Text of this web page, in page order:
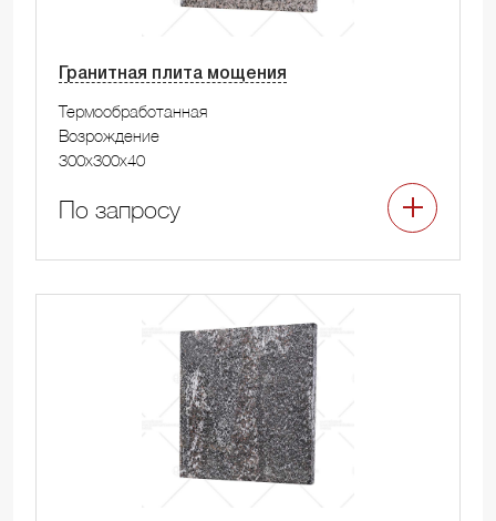
Гранитная плита мощения
Термообработанная
Возрождение
300x300x40
По запросу